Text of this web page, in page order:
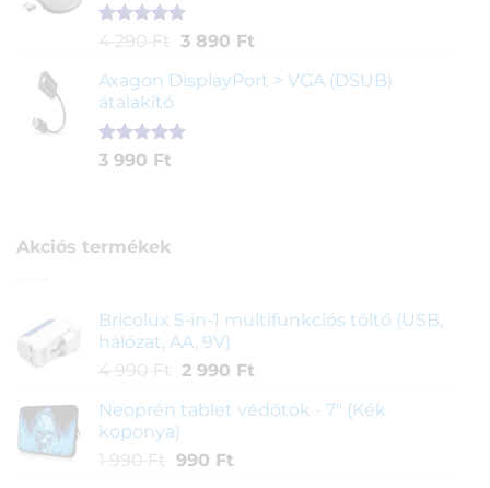
Értékelés
ből,
1
értékelés
alapján
4 290 Ft Original
was:
290 Ft.
3 890 FtCurrent
is:
Axagon DisplayPort > VGA (DSUB)
átalakító
Értékelés
1
3 990 Ft
Akciós termékek
Bricolux 5-in-1 multifunkciós töltő (USB,
hálózat, AA, 9V)
4 990 Ft Original
was:
990 Ft.
2 990 FtCurrent
is:
Neoprén tablet védőtok - 7" (Kék
koponya)
1 990 Ft Original
990 FtCurrent